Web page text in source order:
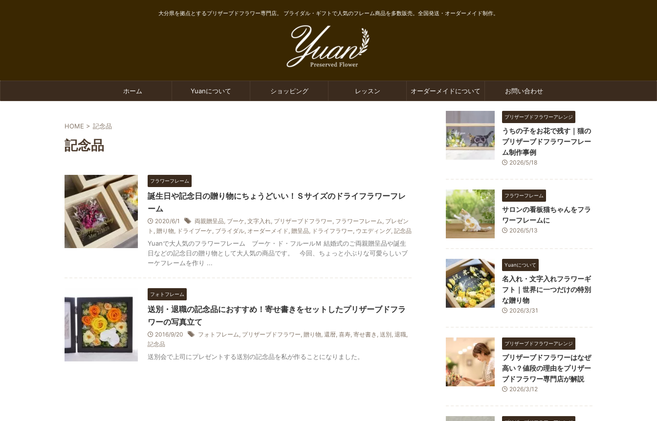
大分県を拠点とするプリザーブドフラワー専門店。 ブライダル・ギフトで人気のフレーム商品を多数販売。全国発送・オーダーメイド制作。
ホーム Yuanについて ショッピング レッスン オーダーメイドについて お問い合わせ
HOME > 記念品
記念品
フラワーフレーム
誕生日や記念日の贈り物にちょうどいい！Ｓサイズのドライフラワーフレ
ーム
2020/6/1 両親贈呈品 ブーケ 文字入れ プリザーブドフラワー フラワーフレーム プレゼン
ト 贈り物 ドライブーケ ブライダル オーダーメイド 贈呈品 ドライフラワー ウエディング 記念品
Yuanで大人気のフラワーフレーム ブーケ・ド・フルールＭ 結婚式のご両親贈呈品や誕生
日などの記念日の贈り物として大人気の商品です。 今回、ちょっと小ぶりな可愛らしいブ
ーケフレームを作り ...
フォトフレーム
送別・退職の記念品におすすめ！寄せ書きをセットしたプリザーブドフラ
ワーの写真立て
2016/9/20 フォトフレーム プリザーブドフラワー 贈り物 還暦 喜寿 寄せ書き 送別 退職
記念品
送別会で上司にプレゼントする送別の記念品を私が作ることになりました。
プリザーブドフラワーアレンジ
うちの子をお花で残す｜猫の
プリザーブドフラワーフレー
ム制作事例
2026/5/18
フラワーフレーム
サロンの看板猫ちゃんをフラ
ワーフレームに
2026/5/13
Yuanについて
名入れ・文字入れフラワーギ
フト｜世界に一つだけの特別
な贈り物
2026/3/31
プリザーブドフラワーアレンジ
プリザーブドフラワーはなぜ
高い？値段の理由をプリザー
ブドフラワー専門店が解説
2026/3/12